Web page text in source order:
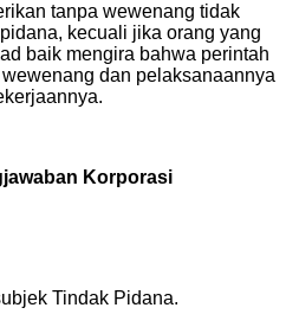
tanpa wewenang tidak
kecuali jika orang yang
baik mengira bahwa perintah
dan pelaksanaannya
Korporasi
Tindak Pidana.